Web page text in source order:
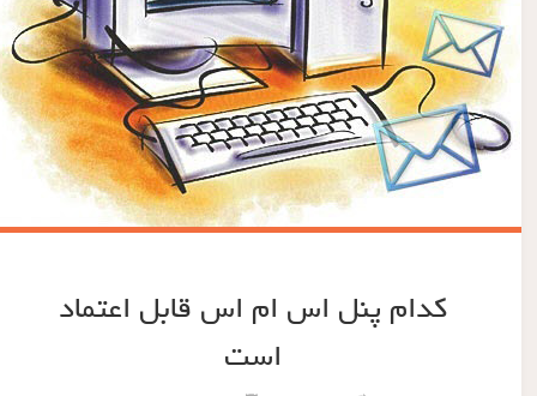
کدام پنل اس ام اس قابل اعتماد
است